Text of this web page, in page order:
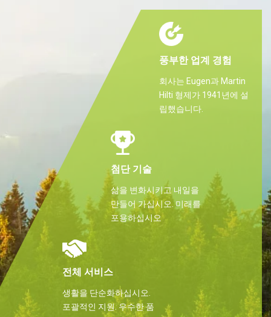
풍부한 업계 경험
회사는 Eugen과 Martin
Hilti 형제가 1941년에 설
립했습니다.
첨단 기술
삶을 변화시키고 내일을
만들어 가십시오. 미래를
포용하십시오
전체 서비스
생활을 단순화하십시오.
포괄적인 지원. 우수한 품